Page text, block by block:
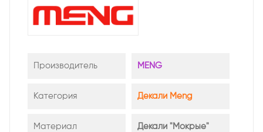
Производитель MENG
Категория Декали Meng
Материал Декали "мокрые"